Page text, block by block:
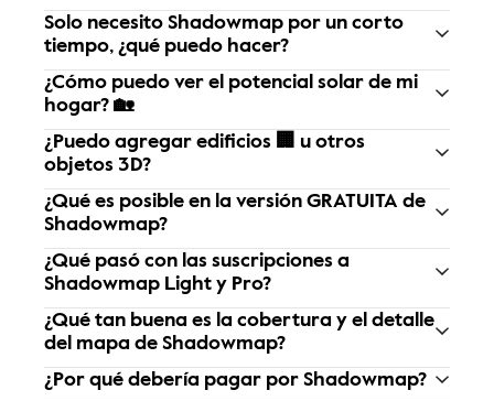
Solo necesito Shadowmap por un corto
tiempo, ¿qué puedo hacer?
¿Cómo puedo ver el potencial solar de mi
hogar? 🏡
¿Puedo agregar edificios 🏢 u otros
objetos 3D?
¿Qué es posible en la versión GRATUITA de
Shadowmap?
¿Qué pasó con las suscripciones a
Shadowmap Light y Pro?
¿Qué tan buena es la cobertura y el detalle
del mapa de Shadowmap?
¿Por qué debería pagar por Shadowmap?